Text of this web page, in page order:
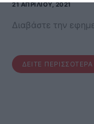
21 ΑΠΡΙΛΊΟΥ, 2021
Διαβάστε την
ΔΕΊΤΕ ΠΕΡΙΣΣΌΤΕΡΑ